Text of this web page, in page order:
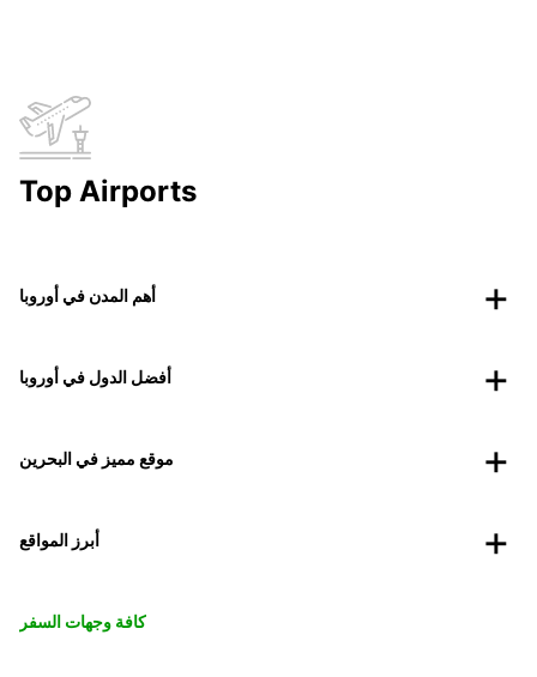
Top Airports
أهم المدن في أوروبا
أفضل الدول في أوروبا
موقع مميز في البحرين
أبرز المواقع
كافة وجهات السفر